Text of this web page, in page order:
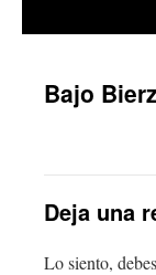
Bajo
Deja una
Lo siento,